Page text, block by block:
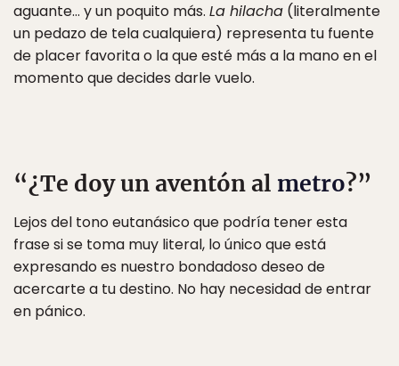
aguante… y un poquito más. La hilacha (literalmente
un pedazo de tela cualquiera) representa tu fuente
de placer favorita o la que esté más a la mano en el
momento que decides darle vuelo.
“¿Te doy un aventón al metro?”
Lejos del tono eutanásico que podría tener esta
frase si se toma muy literal, lo único que está
expresando es nuestro bondadoso deseo de
acercarte a tu destino. No hay necesidad de entrar
en pánico.